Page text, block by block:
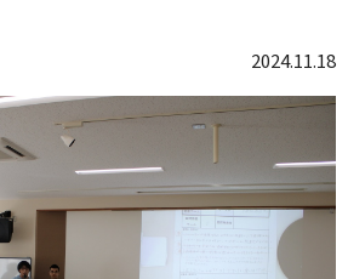
2024.11.18